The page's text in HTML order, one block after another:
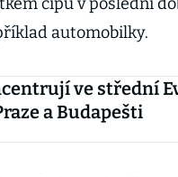
automobilky.
ve střední
a Budapešti